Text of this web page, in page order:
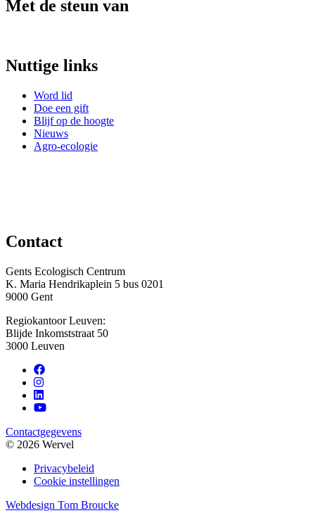
Met de steun van
Nuttige links
Word lid
Doe een gift
Blijf op de hoogte
Nieuws
Agro-ecologie
Contact
Gents Ecologisch Centrum
K. Maria Hendrikaplein 5 bus 0201
9000 Gent
Regiokantoor Leuven:
Blijde Inkomststraat 50
3000 Leuven
Contactgegevens
© 2026 Wervel
Privacybeleid
Cookie instellingen
Webdesign Tom Broucke